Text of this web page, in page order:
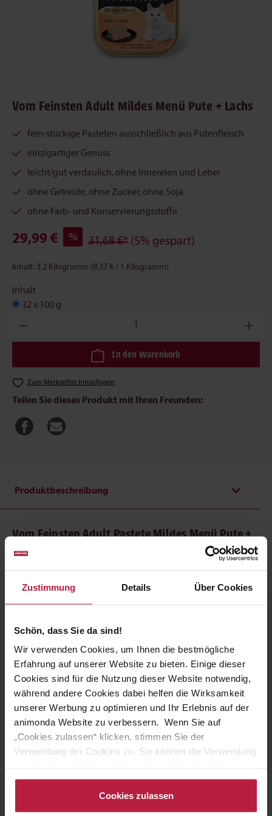
Zustimmung Details Über Cookies
Schön, dass Sie da sind!
Wir verwenden Cookies, um Ihnen die bestmögliche
Erfahrung auf unserer Website zu bieten. Einige dieser
Cookies sind für die Nutzung dieser Website notwendig,
während andere Cookies dabei helfen die Wirksamkeit
unserer Werbung zu optimieren und Ihr Erlebnis auf der
animonda Website zu verbessern. Wenn Sie auf
„Cookies zulassen“ klicken, stimmen Sie der
Verwendung der Cookies zu. Sie können die Verwendung
Datenschutzseiteändern/widerrufen oder auf das
Cookiebot-Logo am linken unteren Bildrand klicken. Mit
Klick auf „Cookies zulassen“ erteilen Sie Ihre Einwilligung
Cookies zulassen
Vom Feinsten Adult Mildes Menü Pute + Lachs
fein-stückige Pasteten ausschließlich aus Putenfleisch
einzigartiger Genuss
leicht/gut verdaulich, ohne Innereien und Leber
ohne Getreide, ohne Zucker, ohne Soja
ohne Farb- und Konservierungsstoffe
29,99 € % 31,68 €* (5% gespart)
Inhalt: 3.2 Kilogramm (9,37 € / 1 Kilogramm)
Inhalt
32 x 100 g
Produkt Anzahl: Gib den gewünschten Wert ein oder benutze
In den Warenkorb
Zum Merkzettel hinzufügen
Teilen Sie dieses Produkt mit Ihren Freunden:
Produktbeschreibung
Vom Feinsten Adult Pastete Mildes Menü Pute +
Lachs: Futter mit Pute auch für sensible Katzen
Katze? Beide Eigenschaften vereint
Vom Feinsten Adult
Pastete Mildes Menü Pute + Lachs.
kombiniert mit delikatem Lachs.
Vom Feinsten Adult Pastete Mildes Menü Pute + Lachs eignet
sich perfekt
für ernährungssensible Katzen, die besonders
verwöhnt werden wollen.Dieses köstliche Futter ist auf die
Nährstoffbedürfnisse von ausgewachsenen Katzen von 1-6
Jahren abgestimmt und versorgt sie mit allen
lebenswichtigen Nährstoffen sowie Taurin. So kommt
einzigartiger und gesunder Genuss für den Stubentiger in
den Napf!
Vom Feinsten – für die Liebsten nur Vom